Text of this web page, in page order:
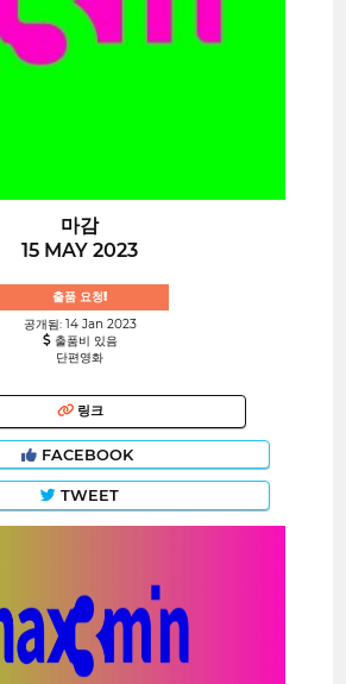
마감
15 MAY 2023
출품 요청!
공개됨: 14 Jan 2023
출품비 있음
단편영화
링크
FACEBOOK
TWEET